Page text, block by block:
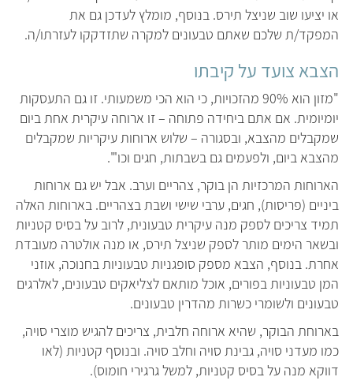
או יציעו שוב שניצל תירס. בנוסף, מומלץ לעדכן גם את
המפקד/ת שלכם שאתם טבעונים למקרה שתזדקקו לעזרתו/ה.
הצבא צועד על קיבתו
"מזון הוא 90% מהזכויות, כי הוא הכי משמעותי. זו גם התעסקות
יומיומית. אם אתם ביחידה פתוחה – זו ארוחה עיקרית אחת ביום
שמקבלים מהצבא, ובסגורה – שלוש ארוחות עיקריות שמקבלים
מהצבא ביום, ולפעמים גם בשבתות, חגים וכו'".
הארוחות המרכזיות הן בוקר, צהריים וערב. אבל יש גם ארוחות
ביניים (פריסות), חגים, ערבי שישי ושבת בצהריים. בארוחות האלה
תמיד צריכים לספק מנה עיקרית טבעונית, לרוב על בסיס קטניות
ובשאר הימים מותר לספק שניצל תירס, או מנה אולטרה מעובדת
אחרת. בנוסף, הצבא מספק סופגניות טבעוניות בחנוכה, אוזני
המן טבעוניות בפורים, אוכל מותאם לצליאקים טבעונים, לאלרגים
טבעונים ולשומרי כשרות מהדרין טבעונים.
בארוחת הבוקר, שהיא ארוחה חלבית, צריכים להגיש מוצרי סויה,
כמו מעדני סויה, גבינת סויה וחלב סויה. ובנוסף קטניות (לאו
דווקא מנה על בסיס קטניות, למשל גרגירי חומוס).